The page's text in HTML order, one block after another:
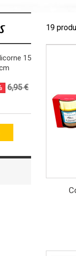
15
6,95 €
19